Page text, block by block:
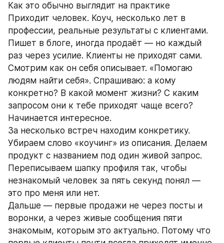
Как это обычно выглядит на практике
Приходит человек. Коуч, несколько лет в
профессии, реальные результаты с клиентами.
Пишет в блоге, иногда продаёт — но каждый
раз через усилие. Клиенты не приходят сами.
Смотрим как он себя описывает. «Помогаю
людям найти себя». Спрашиваю: а кому
конкретно? В какой момент жизни? С каким
запросом они к тебе приходят чаще всего?
Начинается интересное.
За несколько встреч находим конкретику.
Убираем слово «коучинг» из описания. Делаем
продукт с названием под один живой запрос.
Переписываем шапку профиля так, чтобы
незнакомый человек за пять секунд понял —
это про меня или нет.
Дальше — первые продажи не через посты и
воронки, а через живые сообщения пяти
знакомым, которым это актуально. Потому что